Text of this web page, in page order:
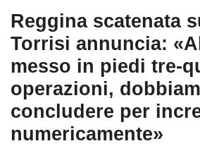
Reggina scatenata
Torrisi annuncia:
messo in piedi tre-
operazioni,
concludere per
numericamente»